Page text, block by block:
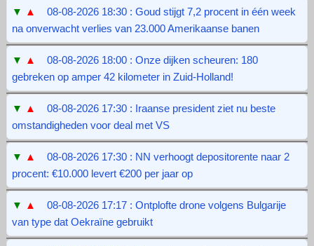
▼ ▲
08-08-2026 18:30 : Goud stijgt 7,2 procent in één week
na onverwacht verlies van 23.000 Amerikaanse banen
▼ ▲
08-08-2026 18:00 : Onze dijken scheuren: 180
gebreken op amper 42 kilometer in Zuid-Holland!
▼ ▲
08-08-2026 17:30 : Iraanse president ziet nu beste
omstandigheden voor deal met VS
▼ ▲
08-08-2026 17:30 : NN verhoogt depositorente naar 2
procent: €10.000 levert €200 per jaar op
▼ ▲
08-08-2026 17:17 : Ontplofte drone volgens Bulgarije
van type dat Oekraïne gebruikt